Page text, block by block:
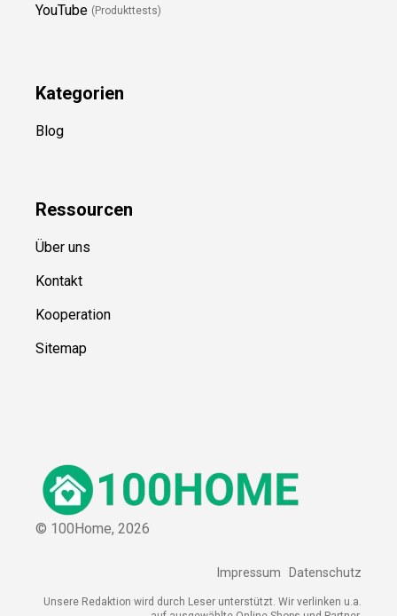
YouTube (Produkttests)
Kategorien
Blog
Ressourcen
Über uns
Kontakt
Kooperation
Sitemap
© 100Home, 2026
Impressum Datenschutz
Unsere Redaktion wird durch Leser unterstützt. Wir verlinken u.a.